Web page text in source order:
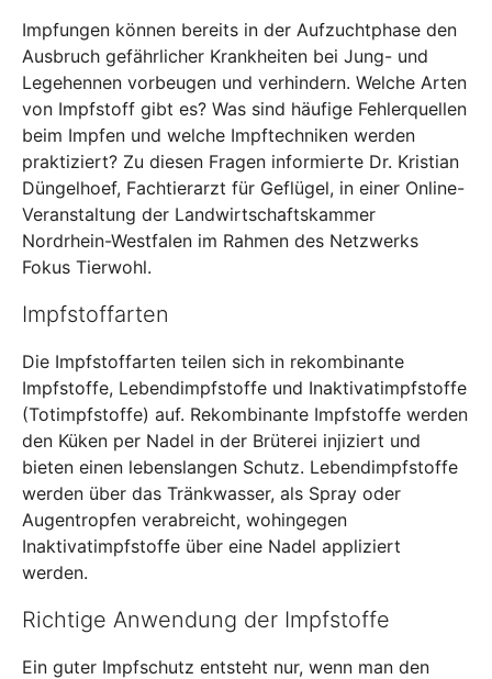
Impfungen können bereits in der Aufzuchtphase den
Ausbruch gefährlicher Krankheiten bei Jung- und
Legehennen vorbeugen und verhindern. Welche Arten
von Impfstoff gibt es? Was sind häufige Fehlerquellen
beim Impfen und welche Impftechniken werden
praktiziert? Zu diesen Fragen informierte Dr. Kristian
Düngelhoef, Fachtierarzt für Geflügel, in einer Online-
Veranstaltung der Landwirtschaftskammer
Nordrhein-Westfalen im Rahmen des Netzwerks
Fokus Tierwohl.
Impfstoffarten
Die Impfstoffarten teilen sich in rekombinante
Impfstoffe, Lebendimpfstoffe und Inaktivatimpfstoffe
(Totimpfstoffe) auf. Rekombinante Impfstoffe werden
den Küken per Nadel in der Brüterei injiziert und
bieten einen lebenslangen Schutz. Lebendimpfstoffe
werden über das Tränkwasser, als Spray oder
Augentropfen verabreicht, wohingegen
Inaktivatimpfstoffe über eine Nadel appliziert
werden.
Richtige Anwendung der Impfstoffe
Ein guter Impfschutz entsteht nur, wenn man den